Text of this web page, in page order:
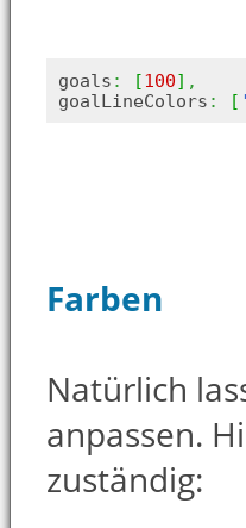
goals : [100] ,
goalLineColors : [
Farben
Natürlich
anpassen.
zuständig: